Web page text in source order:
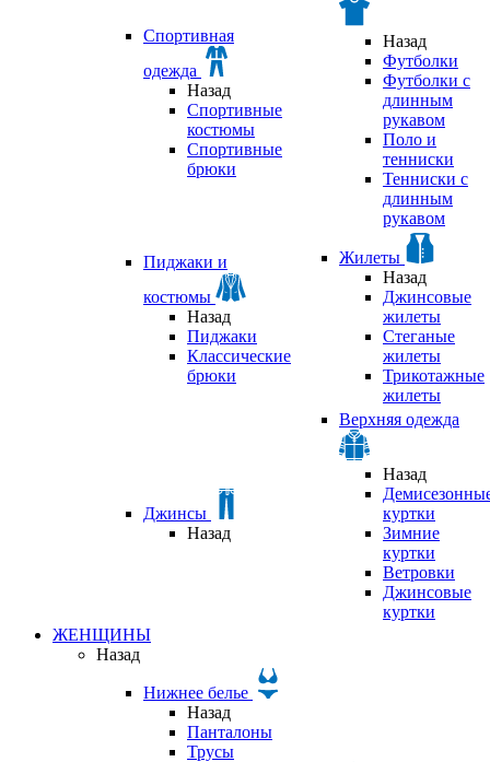
Спортивная
одежда
Назад
Спортивные
костюмы
Спортивные
брюки
Назад
Футболки
Футболки с
длинным
рукавом
Поло и
тенниски
Тенниски с
длинным
рукавом
Пиджаки и
костюмы
Назад
Пиджаки
Классические
брюки
Жилеты
Назад
Джинсовые
жилеты
Стеганые
жилеты
Трикотажные
жилеты
Джинсы
Назад
Верхняя одежда
Назад
куртки
Зимние
куртки
Ветровки
Джинсовые
куртки
ЖЕНЩИНЫ
Назад
Нижнее белье
Назад
Панталоны
Трусы